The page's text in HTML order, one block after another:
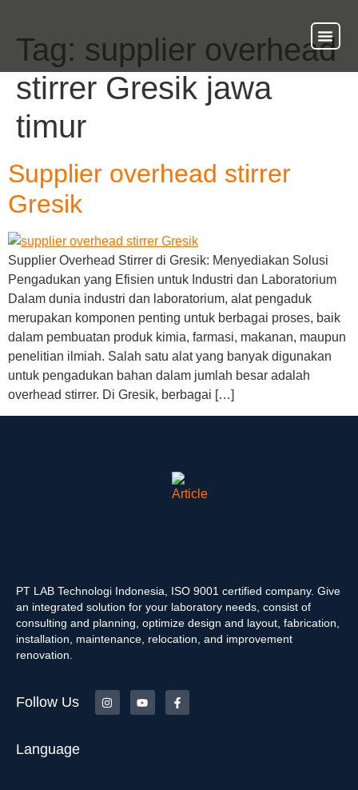
Tag: supplier overhead
stirrer Gresik jawa
timur
Supplier overhead stirrer
Gresik
Supplier Overhead Stirrer di Gresik: Menyediakan Solusi
Pengadukan yang Efisien untuk Industri dan Laboratorium
Dalam dunia industri dan laboratorium, alat pengaduk
merupakan komponen penting untuk berbagai proses, baik
dalam pembuatan produk kimia, farmasi, makanan, maupun
penelitian ilmiah. Salah satu alat yang banyak digunakan
untuk pengadukan bahan dalam jumlah besar adalah
overhead stirrer. Di Gresik, berbagai […]
PT LAB Technologi Indonesia, ISO 9001 certified company. Give
an integrated solution for your laboratory needs, consist of
consulting and planning, optimize design and layout, fabrication,
installation, maintenance, relocation, and improvement
renovation.
Follow Us
Language